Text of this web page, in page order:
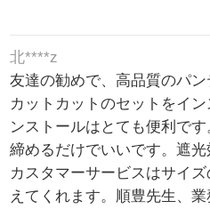
北****z
友達の勧めで、高品質のパ
カットカットのセットをイ
ンストールはとても便利で
締めるだけでいいです。遮
カスタマーサービスはサイ
えてくれます。順豊先生、